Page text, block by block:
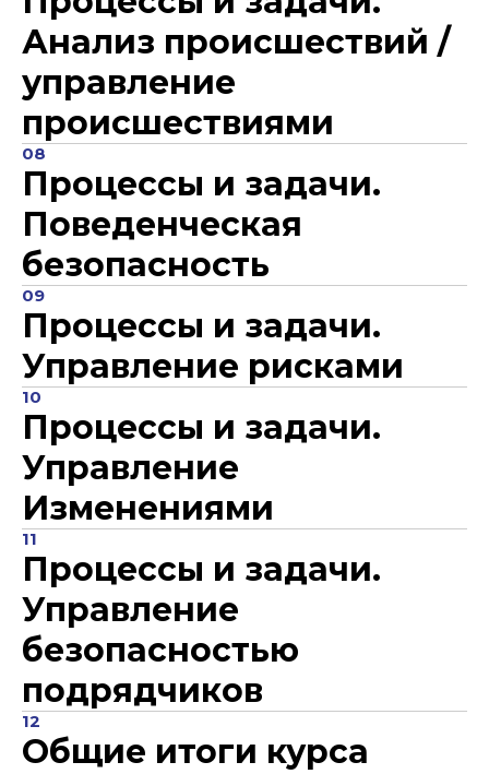
Анализ происшествий /
управление
происшествиями
08
Процессы и задачи.
Поведенческая
безопасность
09
Процессы и задачи.
Управление рисками
10
Процессы и задачи.
Управление
Изменениями
11
Процессы и задачи.
Управление
безопасностью
подрядчиков
12
Общие итоги курса